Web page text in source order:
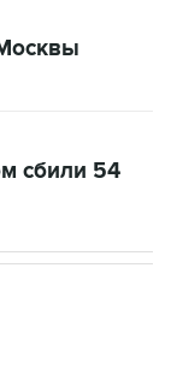
сбили 54